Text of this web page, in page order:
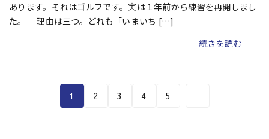
あります。それはゴルフです。実は１年前から練習を再開しまし
た。 理由は三つ。どれも「いまいち […]
続きを読む
1 2 3 4 5